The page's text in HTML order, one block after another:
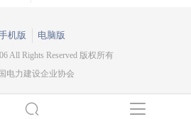
机版 电脑版
All Rights Reserved 版权所有
电力建设企业协会